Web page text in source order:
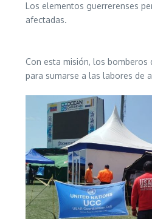
Los elementos guerrerenses
afectadas.
Con esta misión, los
para sumarse a las labores de